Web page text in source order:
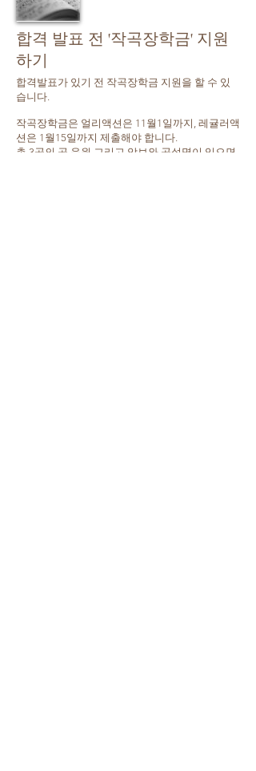
합격 발표 전 '작곡장학금' 지원
하기
합격발표가 있기 전 작곡장학금 지원을 할 수 있
습니다.
작곡장학금은 얼리액션은 11월1일까지, 레귤러액
션은 1월15일까지 제출해야 합니다.
총 3곡의 곡 음원 그리고 악보와 곡설명이 있으면